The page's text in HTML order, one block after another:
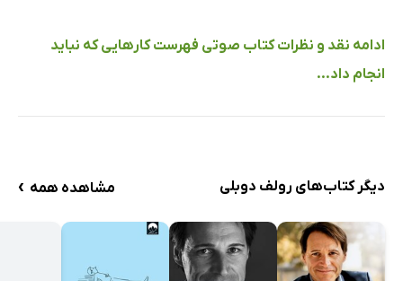
ادامه نقد و نظرات کتاب صوتی فهرست کارهایی که نباید
انجام داد...
دیگر کتاب‌های رولف دوبلی مشاهده همه ›